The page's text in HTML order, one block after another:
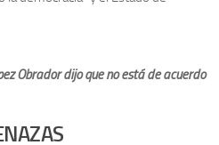
Obrador dijo que no está de acuerdo